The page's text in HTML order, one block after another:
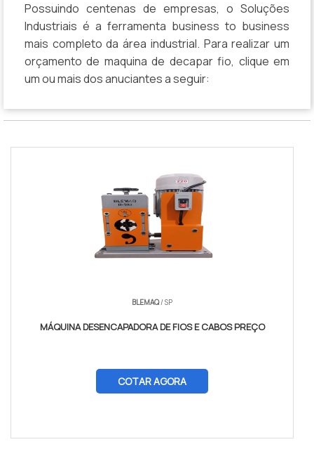
Possuindo centenas de empresas, o Soluções
Industriais é a ferramenta business to business
mais completo da área industrial. Para realizar um
orçamento de maquina de decapar fio, clique em
um ou mais dos anuciantes a seguir:
BLEMAQ/ SP
MÁQUINA DESENCAPADORA DE FIOS E CABOS PREÇO
COTAR AGORA